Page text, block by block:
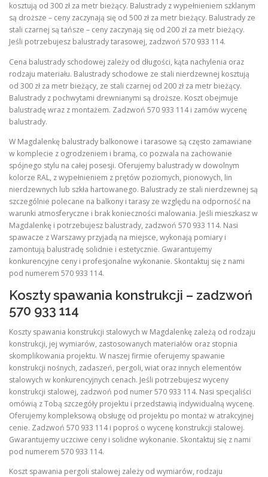
kosztują od 300 zł za metr bieżący. Balustrady z wypełnieniem szklanym
są droższe – ceny zaczynają się od 500 zł za metr bieżący. Balustrady ze
stali czarnej są tańsze – ceny zaczynają się od 200 zł za metr bieżący.
Jeśli potrzebujesz balustrady tarasowej, zadzwoń 570 933 114.
Cena balustrady schodowej zależy od długości, kąta nachylenia oraz
rodzaju materiału. Balustrady schodowe ze stali nierdzewnej kosztują
od 300 zł za metr bieżący, ze stali czarnej od 200 zł za metr bieżący.
Balustrady z pochwytami drewnianymi są droższe. Koszt obejmuje
balustradę wraz z montażem. Zadzwoń 570 933 114 i zamów wycenę
balustrady.
W Magdalenkę balustrady balkonowe i tarasowe są często zamawiane
w komplecie z ogrodzeniem i bramą, co pozwala na zachowanie
spójnego stylu na całej posesji. Oferujemy balustrady w dowolnym
kolorze RAL, z wypełnieniem z prętów poziomych, pionowych, lin
nierdzewnych lub szkła hartowanego. Balustrady ze stali nierdzewnej są
szczególnie polecane na balkony i tarasy ze względu na odporność na
warunki atmosferyczne i brak konieczności malowania. Jeśli mieszkasz w
Magdalenkę i potrzebujesz balustrady, zadzwoń 570 933 114. Nasi
spawacze z Warszawy przyjadą na miejsce, wykonają pomiary i
zamontują balustradę solidnie i estetycznie. Gwarantujemy
konkurencyjne ceny i profesjonalne wykonanie. Skontaktuj się z nami
pod numerem 570 933 114.
Koszty spawania konstrukcji – zadzwoń
570 933 114
Koszty spawania konstrukcji stalowych w Magdalenkę zależą od rodzaju
konstrukcji, jej wymiarów, zastosowanych materiałów oraz stopnia
skomplikowania projektu. W naszej firmie oferujemy spawanie
konstrukcji nośnych, zadaszeń, pergoli, wiat oraz innych elementów
stalowych w konkurencyjnych cenach. Jeśli potrzebujesz wyceny
konstrukcji stalowej, zadzwoń pod numer 570 933 114. Nasi specjaliści
omówią z Tobą szczegóły projektu i przedstawią indywidualną wycenę.
Oferujemy kompleksową obsługę od projektu po montaż w atrakcyjnej
cenie. Zadzwoń 570 933 114 i poproś o wycenę konstrukcji stalowej.
Gwarantujemy uczciwe ceny i solidne wykonanie. Skontaktuj się z nami
pod numerem 570 933 114.
Koszt spawania pergoli stalowej zależy od wymiarów, rodzaju